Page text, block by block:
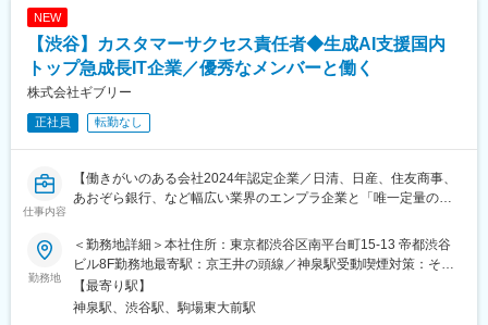
・ガバナンス、セキュリティ、リスク対応方針の策定
※経験や志向に応じて、ビジネス寄り・技術寄りいずれの領域でも
ご活躍いただけます。
■当社について：
・特定領域に閉じず、案件を通じて知見を横断的に拡張
・市場価値を再定義・再構築できる環境
っていることや、ギブリーのDNAである「Give&Give」が根付い
ていることから、とにかく人が良い！という声が多いです。
◆自己資本100％で16期連続黒字経営・8期連続最高売上を更新
し、いま国内で最も急成長している企業の1つです！
NEW
【渋谷】カスタマーサクセス責任者◆生成AI支援国内
トップ急成長IT企業／優秀なメンバーと働く
株式会社ギブリー
正社員 転勤なし
仕事内容
【働きがいのある会社2024年認定企業／日清、日産、住友商事、
あおぞら銀行、など幅広い業界のエンプラ企業と「唯一定量の成
■募集背景：
当社の生成AI活用コンサルティング事業は、多数の生成AI領域で
の支援実績とスピードを強みに事業を展開し、これまでに累計
5,000社、うち生成AI分野では1,000社以上を支援してきました。
勤務地
＜勤務地詳細＞本社住所：東京都渋谷区南平台町15-13 帝都渋谷
ビル8F勤務地最寄駅：京王井の頭線／神泉駅受動喫煙対策：その
他（喫煙所あり、喫煙所以外全面禁煙）変更の範囲：会社の定め
る事業所（リモートワーク含む）
【最寄り駅】
神泉駅、渋谷駅、駒場東大前駅